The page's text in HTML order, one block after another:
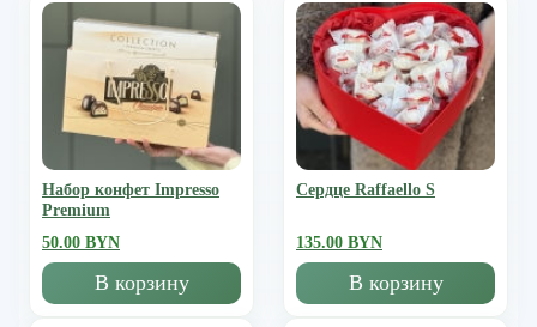
Набор конфет Impresso
Premium
50.00 BYN
В корзину
Сердце Raffaello S
135.00 BYN
В корзину